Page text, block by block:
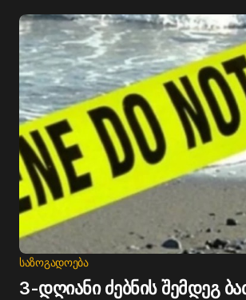
ᲡᲐᲖᲝᲒᲐᲓᲝᲔᲑᲐ
3-დღიანი ძებნის შემდეგ